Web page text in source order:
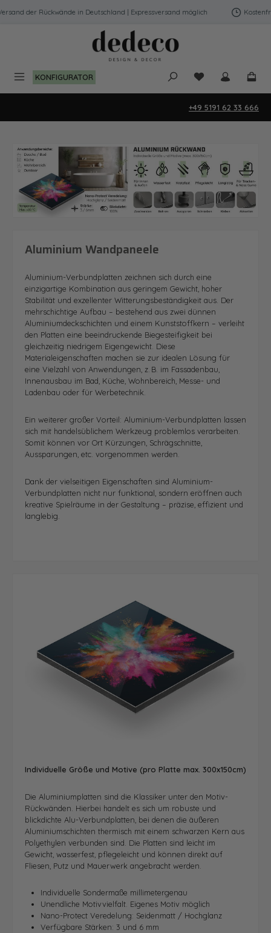
Zum Hauptinhalt springen
der Rückwände in Deutschland | Expressversand möglich Kostenfreier
KONFIGURATOR Du hast 0
+49 5191 62 33 666
Aluminium Wandpaneele
Aluminium-Verbundplatten zeichnen sich durch eine
einzigartige Kombination aus geringem Gewicht, hoher
Stabilität und exzellenter Witterungsbeständigkeit aus. Der
mehrschichtige Aufbau – bestehend aus zwei dünnen
Aluminiumdeckschichten und einem Kunststoffkern – verleiht
den Platten eine beeindruckende Biegesteifigkeit bei
gleichzeitig niedrigem Eigengewicht. Diese
Materialeigenschaften machen sie zur idealen Lösung für
eine Vielzahl von Anwendungen, z. B. im Fassadenbau,
Innenausbau im Bad, Küche, Wohnbereich, Messe- und
Ladenbau oder für Werbetechnik.
Ein weiterer großer Vorteil: Aluminium-Verbundplatten lassen
sich mit handelsüblichem Werkzeug problemlos verarbeiten.
Somit können vor Ort Kürzungen, Schrägschnitte,
Aussparungen, etc. vorgenommen werden.
Dank der vielseitigen Eigenschaften sind Aluminium-
Verbundplatten nicht nur funktional, sondern eröffnen auch
kreative Spielräume in der Gestaltung – präzise, effizient und
langlebig.
Individuelle Größe und Motive (pro Platte max. 300x150cm)
Die Aluminiumplatten sind die Klassiker unter den Motiv-
Rückwänden. Hierbei handelt es sich um robuste und
blickdichte Alu-Verbundplatten, bei denen die äußeren
Aluminiumschichten thermisch mit einem schwarzen Kern aus
Polyethylen verbunden sind. Die Platten sind leicht im
Gewicht, wasserfest, pflegeleicht und können direkt auf
Fliesen, Putz und Mauerwerk angebracht werden.
Individuelle Sondermaße millimetergenau
Unendliche Motivvielfalt. Eigenes Motiv möglich
Nano-Protect Veredelung: Seidenmatt / Hochglanz
Verfügbare Stärken: 3 und 6 mm